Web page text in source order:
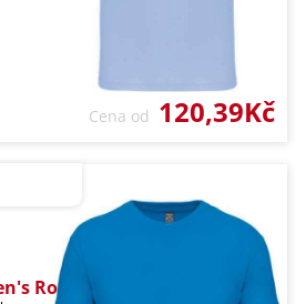
Cena od 120,39Kč
Ro